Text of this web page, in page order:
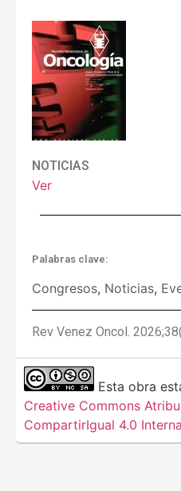
NOTICIAS
Ver
Palabras clave:
Congresos, Noticias,
Rev Venez Oncol.
Esta obra
Creative Commons
CompartirIgual 4.0